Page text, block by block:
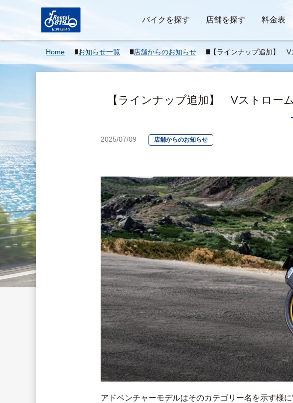
バイクを探す 店舗を探す 料金表
Home お知らせ一覧 店舗からのお知らせ
【ラインナップ追加】 V
ファイナルモデルがライ
【ラインナップ追加】 Vストロー
2025/07/09 店舗からのお知らせ
アドベンチャーモデルはそのカテゴリー名を示す様